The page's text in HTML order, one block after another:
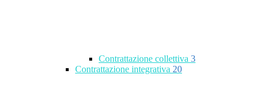
Contrattazione collettiva 3
Contrattazione integrativa 20